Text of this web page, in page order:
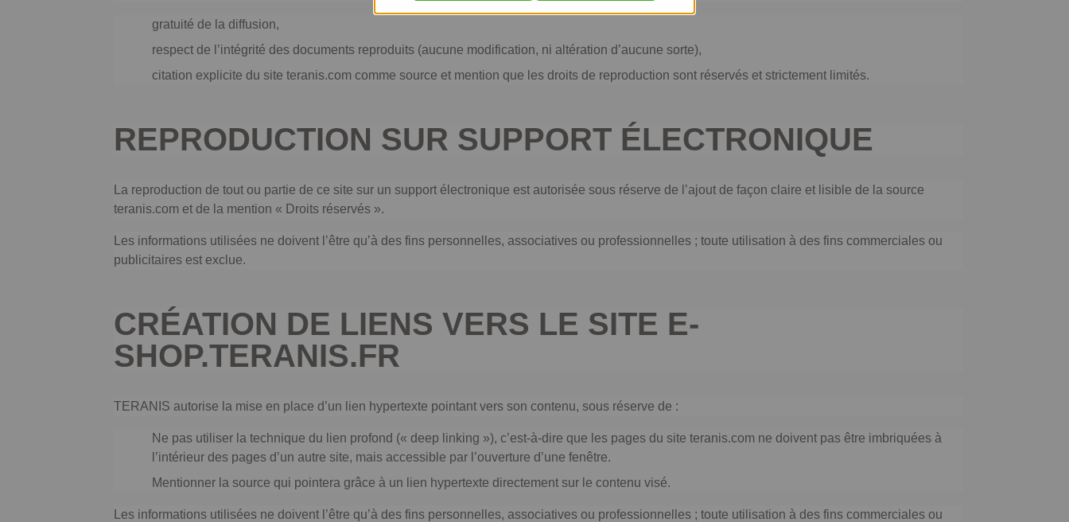
gratuité de la diffusion,
respect de l’intégrité des documents reproduits (aucune modification, ni altération d’aucune sorte),
citation explicite du site teranis.com comme source et mention que les droits de reproduction sont réservés et strictement limités.
REPRODUCTION SUR SUPPORT ÉLECTRONIQUE
La reproduction de tout ou partie de ce site sur un support électronique est autorisée sous réserve de l’ajout de façon claire et lisible de la source
teranis.com et de la mention « Droits réservés ».
Les informations utilisées ne doivent l’être qu’à des fins personnelles, associatives ou professionnelles ; toute utilisation à des fins commerciales ou
publicitaires est exclue.
CRÉATION DE LIENS VERS LE SITE E-
SHOP.TERANIS.FR
TERANIS autorise la mise en place d’un lien hypertexte pointant vers son contenu, sous réserve de :
Ne pas utiliser la technique du lien profond (« deep linking »), c’est-à-dire que les pages du site teranis.com ne doivent pas être imbriquées à
l’intérieur des pages d’un autre site, mais accessible par l’ouverture d’une fenêtre.
Mentionner la source qui pointera grâce à un lien hypertexte directement sur le contenu visé.
Les informations utilisées ne doivent l’être qu’à des fins personnelles, associatives ou professionnelles ; toute utilisation à des fins commerciales ou